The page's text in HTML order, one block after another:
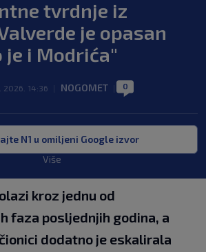
tvrdnje iz
je opasan
i Modrića"
2026. 14:36 NOGOMET 0
N1 u omiljeni Google izvor
Više
kroz jednu od
faza posljednjih godina, a
dodatno je eskalirala